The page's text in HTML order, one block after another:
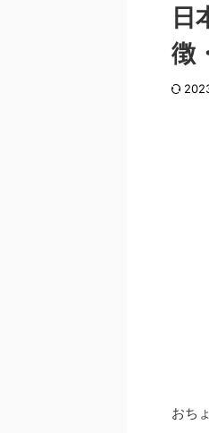
日
徴
おち